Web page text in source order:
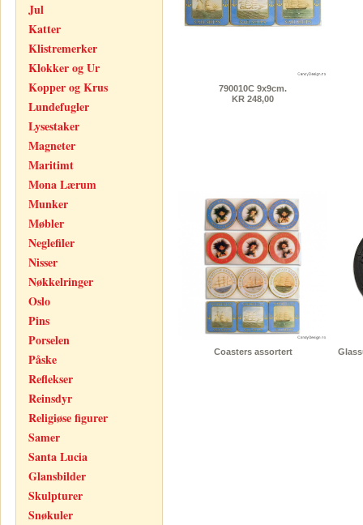
Jul
Katter
Klistremerker
Klokker og Ur
Kopper og Krus
Lundefugler
Lysestaker
Magneter
Maritimt
Mona Lærum
Munker
Møbler
Neglefiler
Nisser
Nøkkelringer
Oslo
Pins
Porselen
Påske
Reflekser
Reinsdyr
Religiøse figurer
Samer
Santa Lucia
Glansbilder
Skulpturer
Snøkuler
790010C 9x9cm.
KR 248,00
Coasters assortert